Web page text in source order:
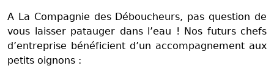
A La Compagnie des Déboucheurs, pas question de
vous laisser patauger dans l’eau ! Nos futurs chefs
d’entreprise bénéficient d’un accompagnement aux
petits oignons :